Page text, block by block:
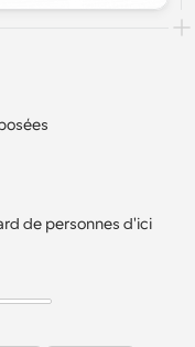
de personnes d'ici